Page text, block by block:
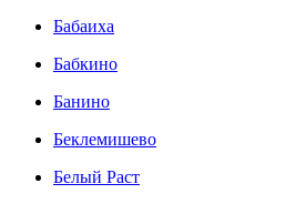
Бабаиха
Бабкино
Банино
Беклемишево
Белый Раст